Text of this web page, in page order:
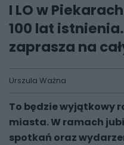
I LO w
100 lat
zaprasza na
Urszula Ważna
To będzie wyjątkowy
miasta. W ramach
spotkań oraz